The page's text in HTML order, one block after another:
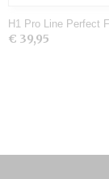
H1 Pro Line Perfect
€ 39,95